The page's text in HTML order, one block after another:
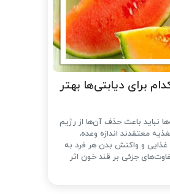
برای دیابتی‌ها بهتر
نباید باعث حذف آن‌ها از رژیم
معتقدند اندازه وعده،
غذایی و واکنش بدن هر فرد به
جزئی بر قند خون اثر